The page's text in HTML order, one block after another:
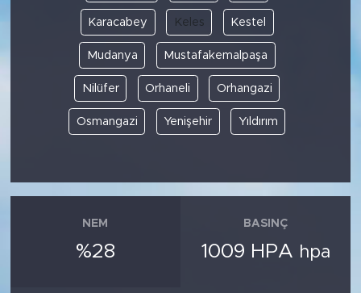
Karacabey Keles Kestel
Mudanya Mustafakemalpaşa
Nilüfer Orhaneli Orhangazi
Osmangazi Yenişehir Yıldırım
NEM
%28
BASINÇ
1009 HPA hpa